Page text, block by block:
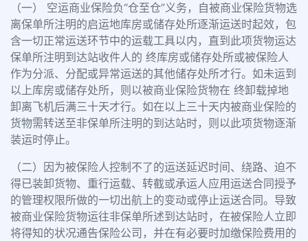
（一） 空运商业保险负“仓至仓”义务，自被商业保险货物选
离保单所注明的启运地库房或储存处所逐渐运送时起效，包
含一切正常运送环节中的运载工具以内，直到此项货物运达
保单所注明到达站收件人的 终库房或储存处所或被保险人
作为分派、分配或异常运送的其他储存处所才行。如未运到
以上库房或储存处所，则以被商业保险货物在 终卸载掉地
卸离飞机后满三十天才行。如在以上三十天内被商业保险的
货物需转送至非保单所注明的到达站时，则以此项货物逐渐
装运时停止。
（二）因为被保险人控制不了的运送延迟时间、绕路、迫不
得已装卸货物、重行运载、转截或承运人应用运送合同授予
的管理权限所做的一切出航上的变动或停止运送合同。导致
被商业保险货物运往非保单所述到达站时，在被保险人立即
将得知的状况通告保险公司，并在有必要时加缴保险费用的